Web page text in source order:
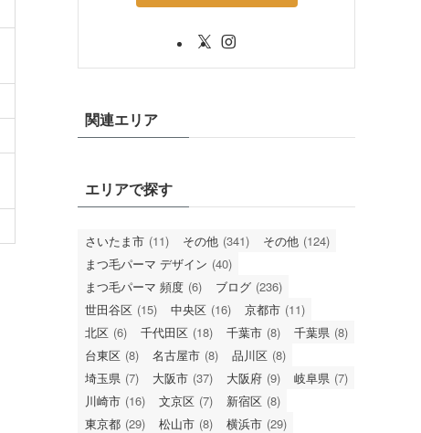
関連エリア
エリアで探す
さいたま市 (11) その他 (341) その他 (124)
まつ毛パーマ デザイン (40)
まつ毛パーマ 頻度 (6) ブログ (236)
世田谷区 (15) 中央区 (16) 京都市 (11)
北区 (6) 千代田区 (18) 千葉市 (8) 千葉県 (8)
台東区 (8) 名古屋市 (8) 品川区 (8)
埼玉県 (7) 大阪市 (37) 大阪府 (9) 岐阜県 (7)
川崎市 (16) 文京区 (7) 新宿区 (8)
東京都 (29) 松山市 (8) 横浜市 (29)